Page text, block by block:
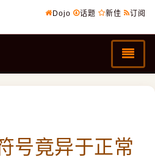
Dojo 话题 新佳 订阅
号竟异于正常